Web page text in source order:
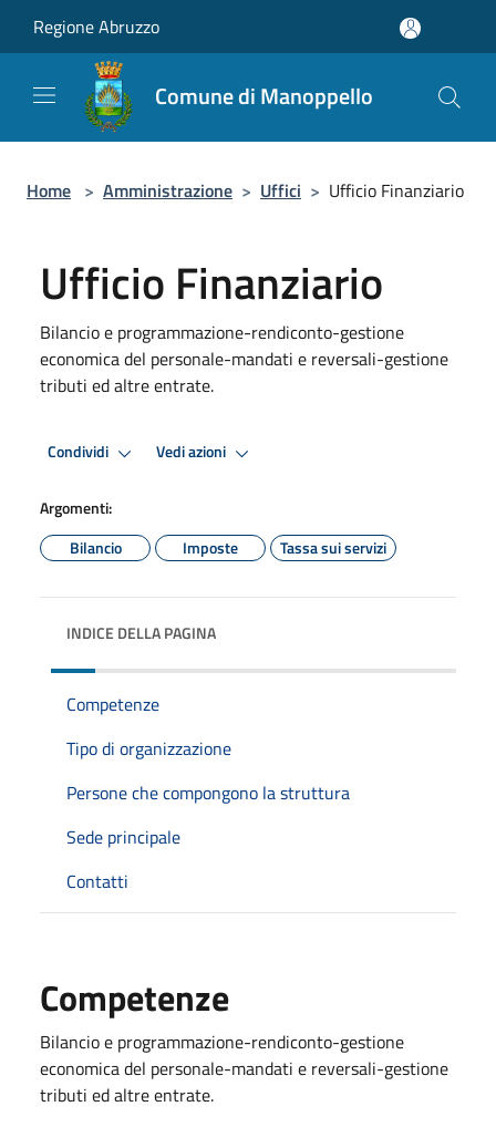
Regione Abruzzo
Comune di Manoppello
Home > Amministrazione > Uffici > Ufficio Finanziario
Ufficio Finanziario
Bilancio e programmazione-rendiconto-gestione
economica del personale-mandati e reversali-gestione
tributi ed altre entrate.
Condividi Vedi azioni
Argomenti:
Bilancio
Imposte Tassa sui servizi
INDICE DELLA PAGINA
Competenze
Tipo di organizzazione
Persone che compongono la struttura
Sede principale
Contatti
Competenze
Bilancio e programmazione-rendiconto-gestione
economica del personale-mandati e reversali-gestione
tributi ed altre entrate.